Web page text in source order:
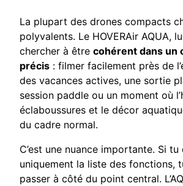
La plupart des drones compacts
polyvalents. Le HOVERAir AQUA,
chercher à être cohérent dans un
précis : filmer facilement près de
des vacances actives, une sortie
session paddle ou un moment où
éclaboussures et le décor
du cadre normal.
C’est une nuance importante. Si
uniquement la liste des fonctions,
passer à côté du point central.